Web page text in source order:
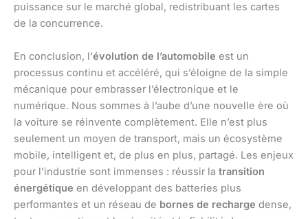
puissance sur le marché global, redistribuant les cartes
de la concurrence.
En conclusion, l’évolution de l’automobile est un
processus continu et accéléré, qui s’éloigne de la simple
mécanique pour embrasser l’électronique et le
numérique. Nous sommes à l’aube d’une nouvelle ère où
la voiture se réinvente complètement. Elle n’est plus
seulement un moyen de transport, mais un écosystème
mobile, intelligent et, de plus en plus, partagé. Les enjeux
pour l’industrie sont immenses : réussir la transition
énergétique en développant des batteries plus
performantes et un réseau de bornes de recharge dense,